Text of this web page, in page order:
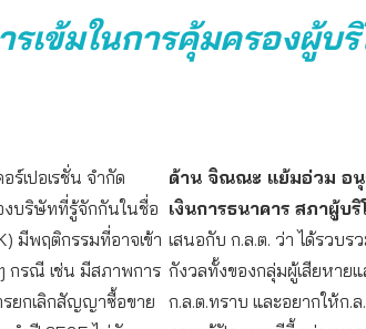
เข้มในการคุ้มครองผู้บริ
เปอเรชั่น จำกัด
บริษัทที่รู้จักกันในชื่อ
มีพฤติกรรมที่อาจเข้า
กรณี เช่น มีสภาพการ
ยกเลิกสัญญาซื้อขาย
ด้าน จิณณะ แย้มอ่วม อนุ
เงินการธนาคาร สภาผู้บริ
เสนอกับ ก.ล.ต. ว่า ได้รวบ
กังวลทั้งของกลุ่มผู้เสียหาย
ก.ล.ต.ทราบ และอยากให้ก.